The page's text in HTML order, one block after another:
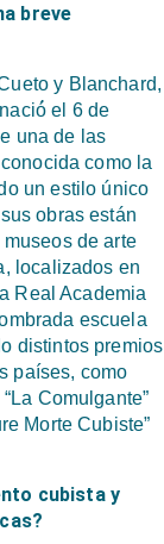
breve
y Blanchard,
el 6 de
una de las
como la
un estilo único
obras están
de arte
localizados en
Real Academia
escuela
distintos premios
países, como
Comulgante”
Morte Cubiste”
cubista y